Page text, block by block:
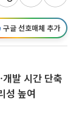
구글 선호매체 추가
발 시간 단축
성 높여